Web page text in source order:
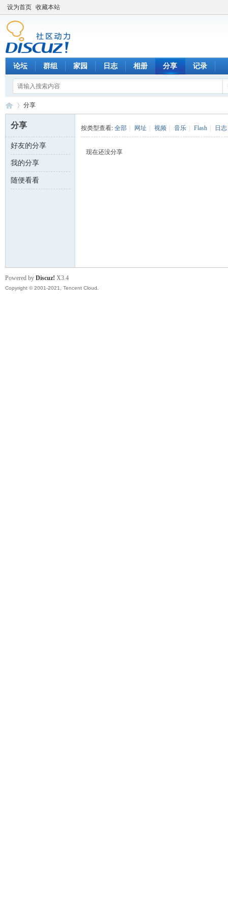
设为首页 收藏本站
论坛 群组 家园 日志 相册 分享 记录
数 ›
分享
分享
好友的分享
我的分享
随便看看
按类型查看: 全部 网址 视频 音乐 Flash 日志
现在还没分享
Powered by Discuz! X3.4
Copyright © 2001-2021, Tencent Cloud.